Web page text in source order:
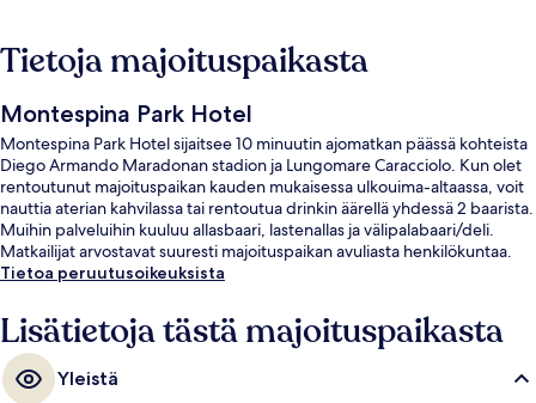
Tietoja majoituspaikasta
Montespina Park Hotel
Montespina Park Hotel sijaitsee 10 minuutin ajomatkan päässä kohteista
Diego Armando Maradonan stadion ja Lungomare Caracciolo. Kun olet
rentoutunut majoituspaikan kauden mukaisessa ulkouima-altaassa, voit
nauttia aterian kahvilassa tai rentoutua drinkin äärellä yhdessä 2 baarista.
Muihin palveluihin kuuluu allasbaari, lastenallas ja välipalabaari/deli.
Matkailijat arvostavat suuresti majoituspaikan avuliasta henkilökuntaa.
Tietoa peruutusoikeuksista
Lisätietoja tästä majoituspaikasta
Yleistä